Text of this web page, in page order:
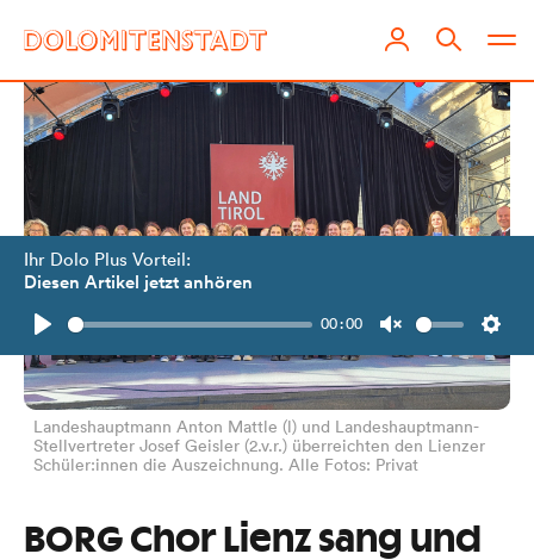
Ihr Dolo Plus Vorteil:
Diesen Artikel jetzt anhören
Play
00:00
Unmute
Landeshauptmann Anton Mattle (l) und Landeshauptmann-
Stellvertreter Josef Geisler (2.v.r.) überreichten den Lienzer
Schüler:innen die Auszeichnung. Alle Fotos: Privat
BORG Chor Lienz sang und